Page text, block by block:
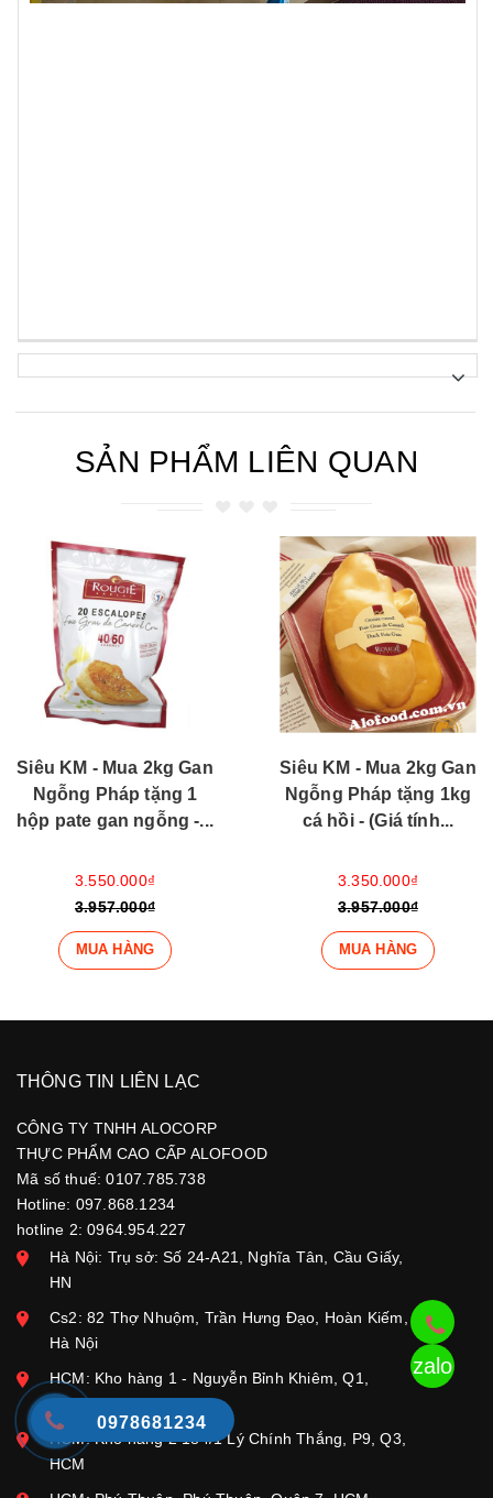
SẢN PHẨM LIÊN QUAN
Siêu KM - Mua 2kg Gan
Ngỗng Pháp tặng 1
hộp pate gan ngỗng -...
3.550.000₫
3.957.000₫
MUA HÀNG
Siêu KM - Mua 2kg Gan
Ngỗng Pháp tặng 1kg
cá hồi - (Giá tính...
3.350.000₫
3.957.000₫
MUA HÀNG
THÔNG TIN LIÊN LẠC
CÔNG TY TNHH ALOCORP
THỰC PHẨM CAO CẤP ALOFOOD
Mã số thuế: 0107.785.738
Hotline: 097.868.1234
hotline 2: 0964.954.227
Hà Nội: Trụ sở: Số 24-A21, Nghĩa Tân, Cầu Giấy,
HN
Cs2: 82 Thợ Nhuộm, Trần Hưng Đạo, Hoàn Kiếm,
Hà Nội
HCM: Kho hàng 1 - Nguyễn Bỉnh Khiêm, Q1,
tpHCM
HCM: Kho hàng 2 184/1 Lý Chính Thắng, P9, Q3,
HCM
zalo
0978681234